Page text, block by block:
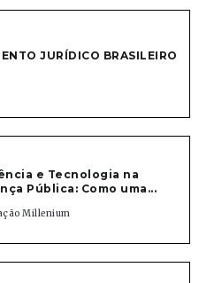
JURÍDICO BRASILEIRO
e Tecnologia na
Pública: Como uma...
Millenium